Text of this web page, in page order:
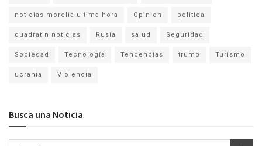
noticias morelia ultima hora Opinion politica
quadratin noticias Rusia salud Seguridad
Sociedad Tecnología Tendencias trump Turismo
ucrania Violencia
Busca una Noticia